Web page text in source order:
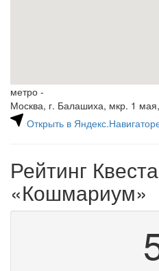
метро -
Москва, г. Балашиха, мкр. 1
Открыть в
Рейтинг Квеста
«Кошмариум»